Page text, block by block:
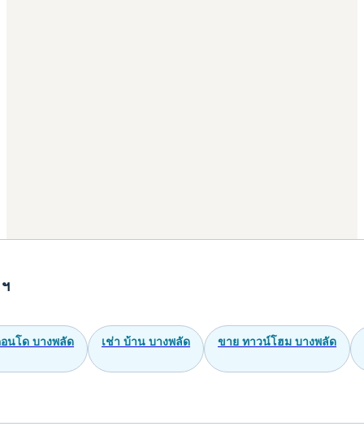
นโด บางพลัด เช่า บ้าน บางพลัด ขาย ทาวน์โฮม บางพลัด